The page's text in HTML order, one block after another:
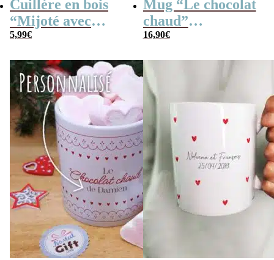
Cuillère en bois
“Mijoté avec
amour”
30 cm
5,99€
Mug “Le chocolat
chaud”
personnalisé et ses
Cadeau de Noël
16,90€